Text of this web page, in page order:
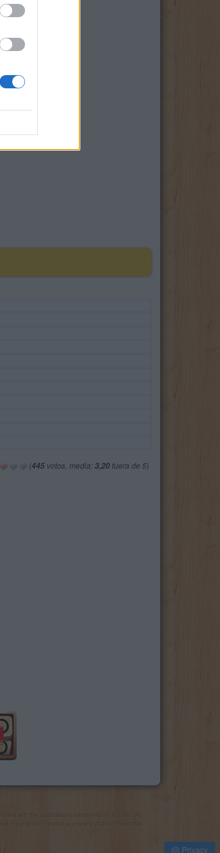
(445votos, media: 3,20 fuera de 5)
with the applications mentioned on this site. All
Privacy